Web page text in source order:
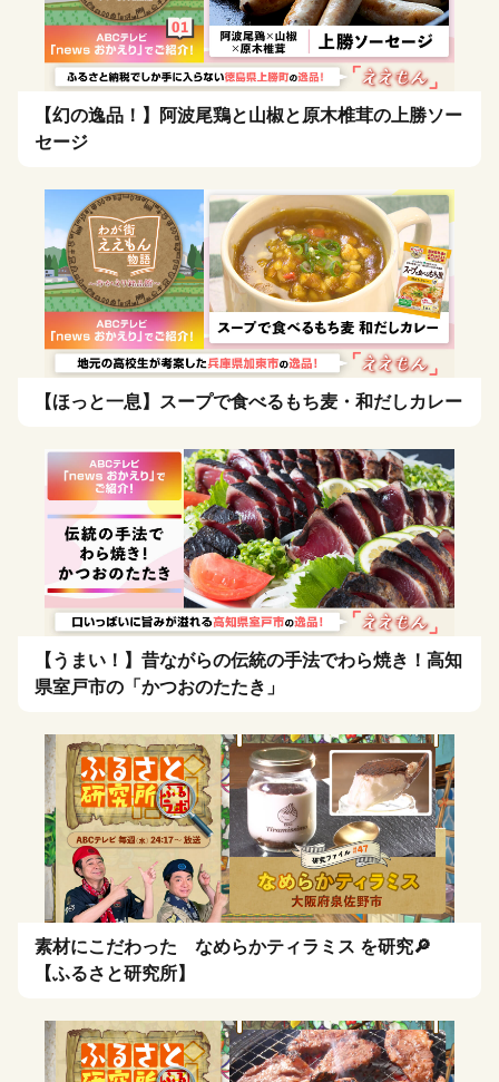
【幻の逸品！】阿波尾鶏と山椒と原木椎茸の上勝ソー
セージ
【ほっと一息】スープで食べるもち麦・和だしカレー
【うまい！】昔ながらの伝統の手法でわら焼き！高知
県室戸市の「かつおのたたき」
素材にこだわった なめらかティラミス を研究🔎
【ふるさと研究所】